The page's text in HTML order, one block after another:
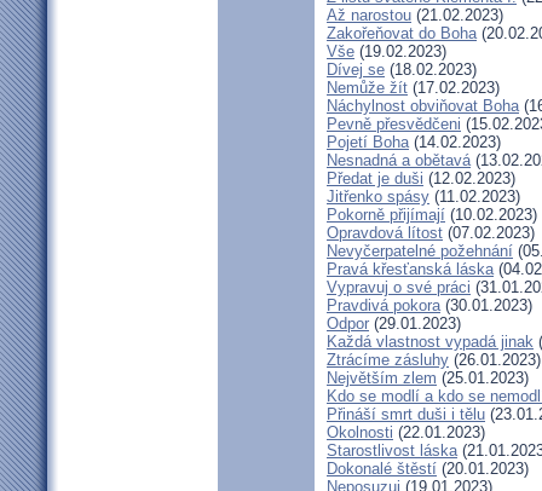
Až narostou (21.02.2023)
Zakořeňovat do Boha
Vše (19.02.2023)
Dívej se (18.02.2023)
Nemůže žít (17.02.2023)
Náchylnost obviňovat Boha
Pevně přesvědčeni
Pojetí Boha(14.02.2023)
Nesnadná a obětavá
Předat je duši (12.02.2023)
Jitřenko spásy (11.02.2023)
Pokorně přijímají (10.02.2023)
Opravdová lítost (07.02.2023)
Nevyčerpatelné požehnání
Pravá křesťanská láska
Vypravuj o své práci
Pravdivá pokora(30.01.2023)
Odpor (29.01.2023)
Každá vlastnost vypadá jinak
Ztrácíme zásluhy (26.01.2023)
Největším zlem (25.01.2023)
Kdo se modlí a kdo se
Přináší smrt duši i tělu
Okolnosti (22.01.2023)
Starostlivost láska
Dokonalé štěstí (20.01.2023)
Neposuzuj (19.01.2023)